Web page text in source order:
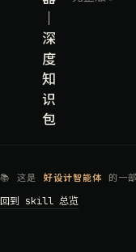
深
度
知
识
包
📚 这是 好设计智能体 的一
回到 skill 总览